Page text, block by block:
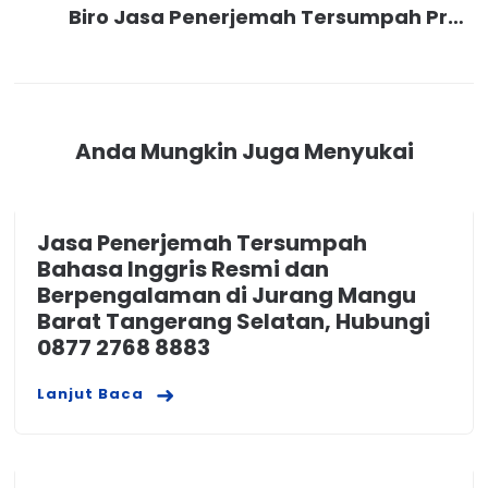
Biro Jasa Penerjemah Tersumpah Profesional Resmi dan Akurat Untuk Visa Australia di Rawajati Jakarta Selatan, Hubungi 0877 2768 8883
Anda Mungkin Juga Menyukai
Jasa Penerjemah Tersumpah
Bahasa Inggris Resmi dan
Berpengalaman di Jurang Mangu
Barat Tangerang Selatan, Hubungi
0877 2768 8883
Lanjut Baca